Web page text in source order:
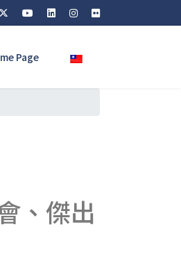
Page Select your language
、傑出